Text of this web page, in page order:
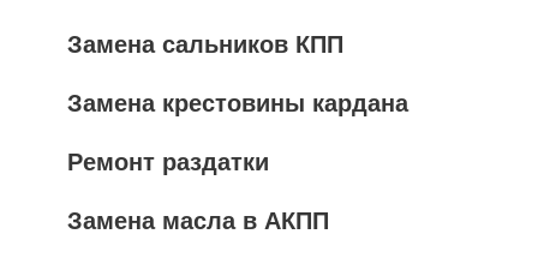
Замена сальников КПП
Замена крестовины кардана
Ремонт раздатки
Замена масла в АКПП